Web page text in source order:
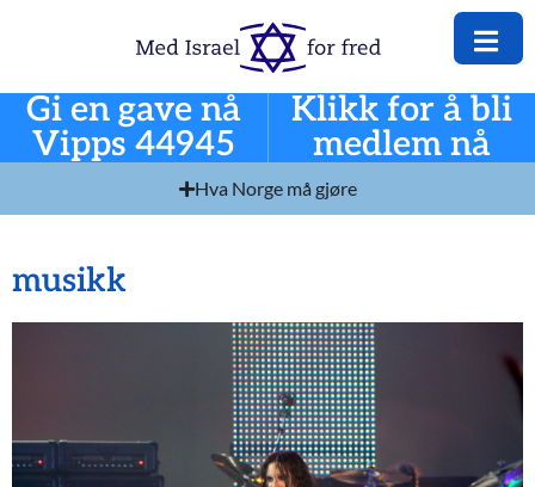
Gi en gave nå
Vipps 44945
Klikk for å bli
medlem nå
Hva Norge må gjøre
musikk